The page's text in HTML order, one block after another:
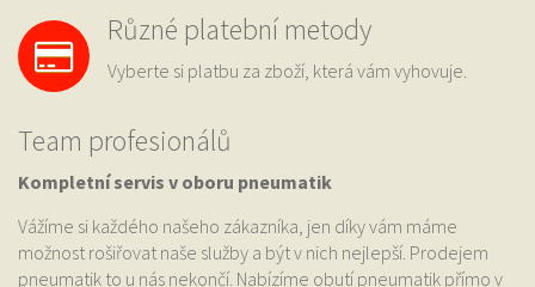
Různé platební metody
Vyberte si platbu za zboží, která vám vyhovuje.
Team profesionálů
Kompletní servis v oboru pneumatik
Vážíme si každého našeho zákazníka, jen díky vám máme
možnost rošiřovat naše služby a být v nich nejlepší. Prodejem
pneumatik to u nás nekončí. Nabízíme obutí pneumatik přímo v